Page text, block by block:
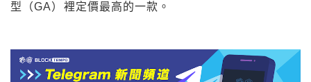
型（GA）裡定價最高的一款。